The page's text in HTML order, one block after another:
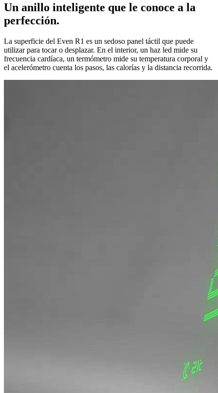
Un anillo inteligente que le conoce a la
perfección.
La superficie del Even R1 es un sedoso panel táctil que puede
utilizar para tocar o desplazar. En el interior, un haz led mide su
frecuencia cardíaca, un termómetro mide su temperatura corporal y
el acelerómetro cuenta los pasos, las calorías y la distancia recorrida.